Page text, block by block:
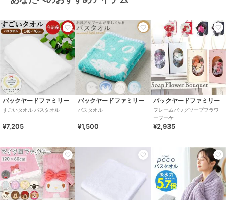
バックヤードファミリー
すごいタオル バスタオル
¥7,205
バックヤードファミリー
バスタオル
¥1,500
バックヤードファミリー
フレームバッグソープフラワ
ーブーケ
¥2,935